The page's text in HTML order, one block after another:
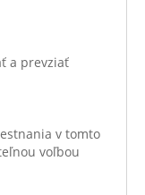
a prevziať
v tomto
voľbou